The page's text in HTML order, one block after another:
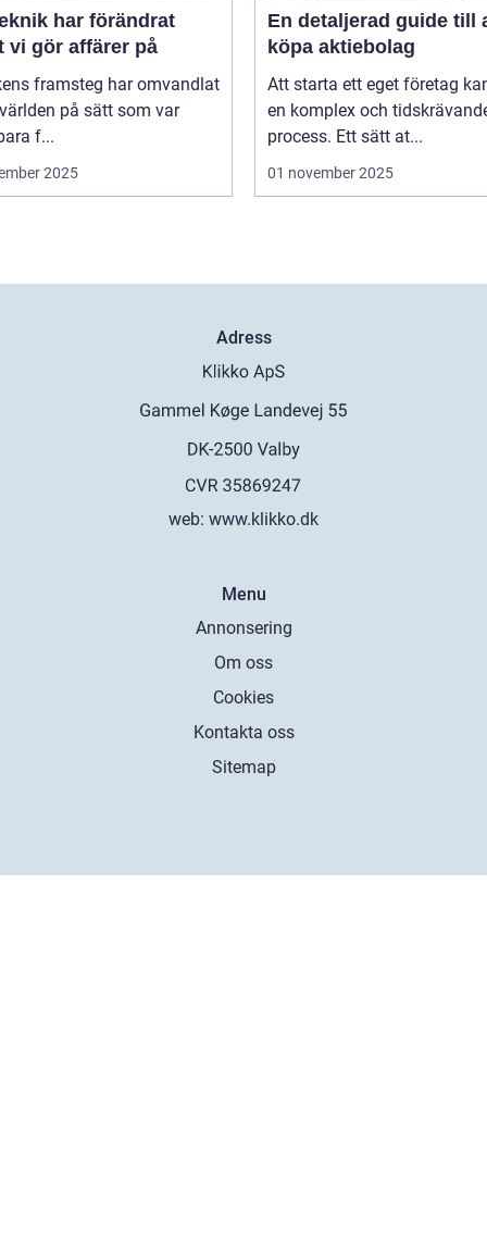
har förändrat
vi gör affärer på
framsteg har omvandlat
på sätt som var
f...
2025
En detaljerad guide till
köpa aktiebolag
Att starta ett eget företag
en komplex och
process. Ett sätt at...
01 november 2025
Adress
web: www.klikko.dk
Menu
Annonsering
Om oss
Cookies
Kontakta oss
Sitemap